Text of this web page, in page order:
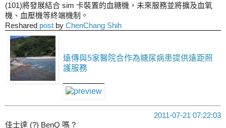
(101)將發展結合 sim 卡裝置的血糖機，未來服務並將擴及血氧
機、血壓機等終端機制。
Reshared post by ChenChang Shih
遠傳與5家醫院合作為糖尿病患提供遠距照
護服務
2011-07-21 07:22:03
佳士達 (?) BenQ 嗎 ?